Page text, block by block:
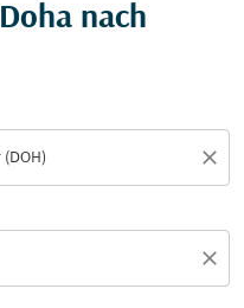
nach
close
close